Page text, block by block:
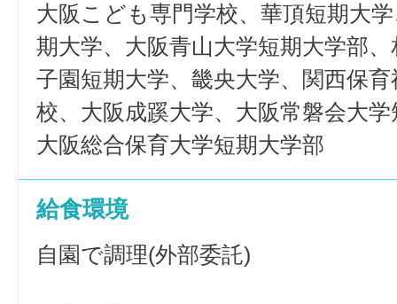
大阪こども専門学校、華頂短期大
期大学、大阪青山大学短期大学部
子園短期大学、畿央大学、関西保
校、大阪成蹊大学、大阪常磐会大
大阪総合保育大学短期大学部
給食環境
自園で調理(外部委託)